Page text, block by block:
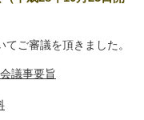
ご審議を頂きました。
議事要旨